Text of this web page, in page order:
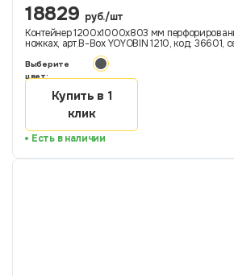
18829 руб./шт
Контейнер 1200х1000х803 мм
ножках, арт.B-Box YOYOBIN 1210, код: 36601,
Выберите
цвет:
Купить в 1
клик
Есть в наличии